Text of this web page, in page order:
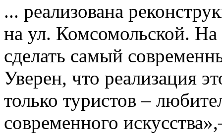
... реализована
на ул. Комсомольской.
сделать самый
Уверен, что реализация
только туристов –
современного